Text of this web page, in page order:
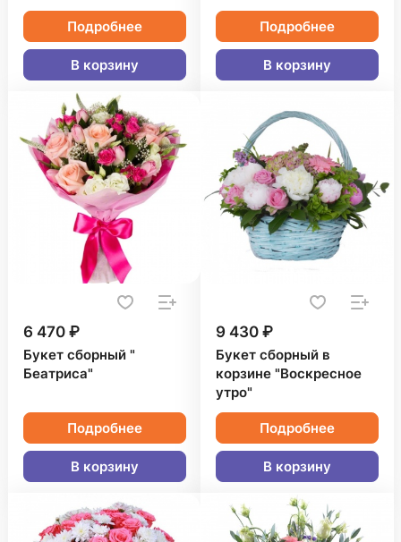
Подробнее
В корзину
Подробнее
В корзину
6 470 ₽
Букет сборный "
Беатриса"
Подробнее
В корзину
9 430 ₽
Букет сборный в
корзине "Воскресное
утро"
Подробнее
В корзину